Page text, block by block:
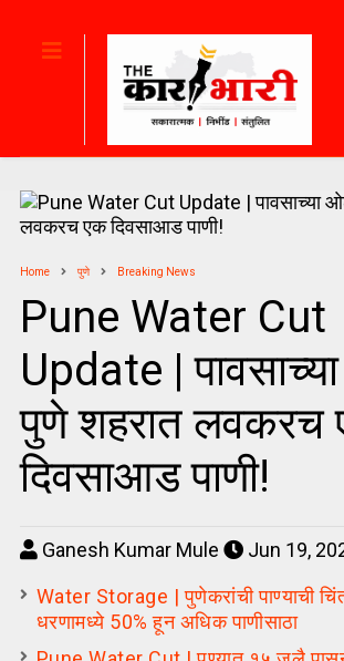
Home पुणे Breaking News
Pune Water Cut
Update |
पुणे शहरात लवकरच
दिवसाआड पाणी!
Ganesh Kumar Mule
Jun 19,
Water Storage | पुणेकरांची पाण्याची
धरणामध्ये 50% हून अधिक पाणीसाठा